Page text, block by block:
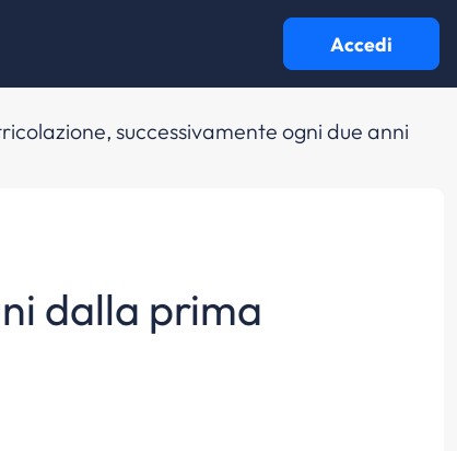
Accedi
successivamente ogni due anni
dalla prima